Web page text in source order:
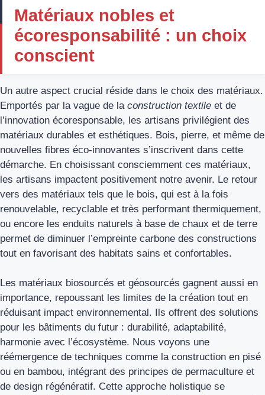
Matériaux nobles et
écoresponsabilité : un choix
conscient
Un autre aspect crucial réside dans le choix des matériaux.
Emportés par la vague de la construction textile et de
l’innovation écoresponsable, les artisans privilégient des
matériaux durables et esthétiques. Bois, pierre, et même de
nouvelles fibres éco-innovantes s’inscrivent dans cette
démarche. En choisissant consciemment ces matériaux,
les artisans impactent positivement notre avenir. Le retour
vers des matériaux tels que le bois, qui est à la fois
renouvelable, recyclable et très performant thermiquement,
ou encore les enduits naturels à base de chaux et de terre
permet de diminuer l’empreinte carbone des constructions
tout en favorisant des habitats sains et confortables.
Les matériaux biosourcés et géosourcés gagnent aussi en
importance, repoussant les limites de la création tout en
réduisant impact environnemental. Ils offrent des solutions
pour les bâtiments du futur : durabilité, adaptabilité,
harmonie avec l’écosystème. Nous voyons une
réémergence de techniques comme la construction en pisé
ou en bambou, intégrant des principes de permaculture et
de design régénératif. Cette approche holistique se